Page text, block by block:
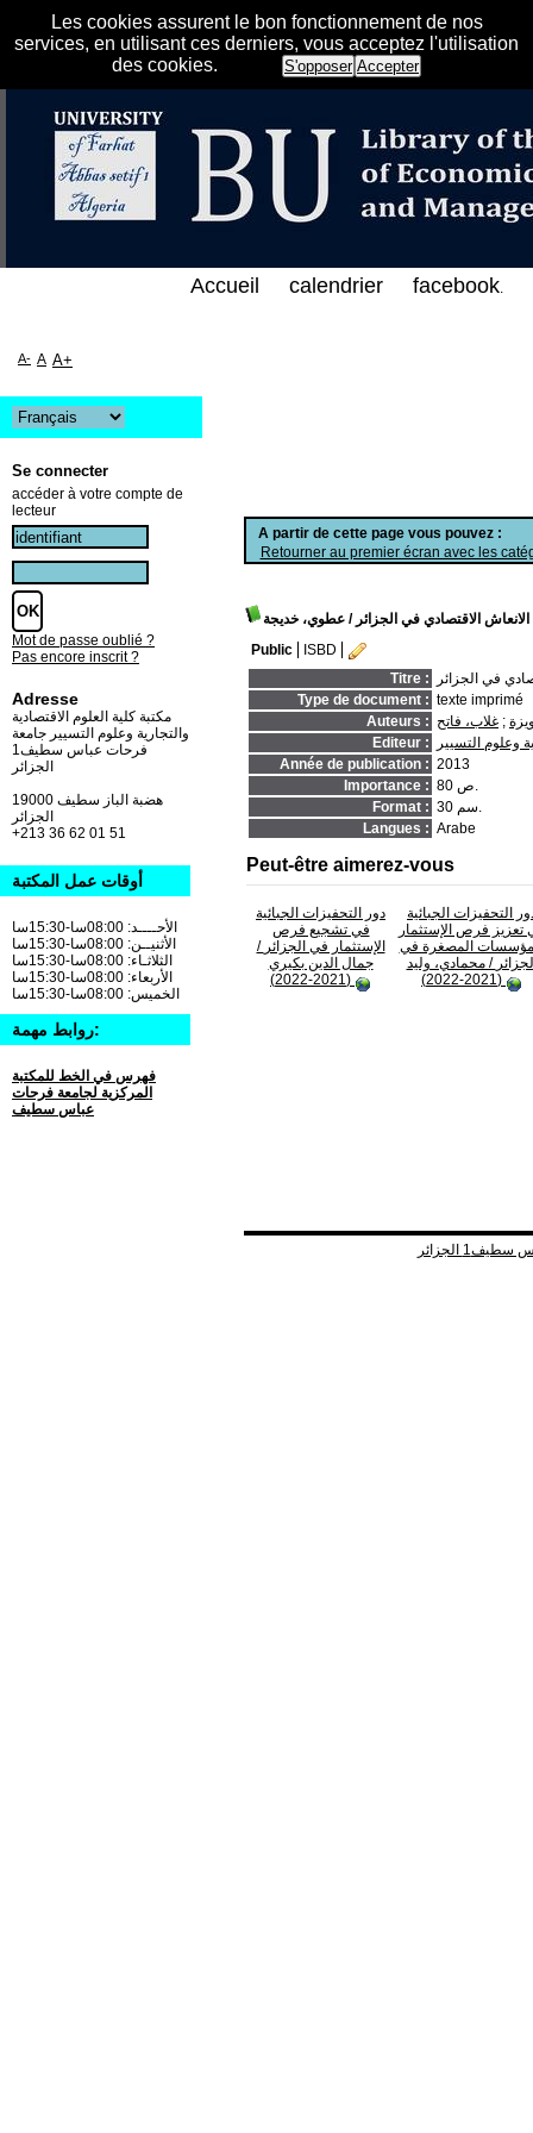
Les cookies assurent le bon fonctionnement de nos
services, en utilisant ces derniers, vous acceptez l'utilisation
des cookies.
S'opposer Accepter
الإلكتروني على الخط المباشر لمكتبة كلية العلوم
A partir de cette page vous pouvez :
Retourner au premier écran avec les
الاقتصادي في الجزائر / عطوي، خديجة
Public
ISBD
Titre :
في الجزائر
Type de document : texte imprimé
Auteurs :
; غلاب، فاتح
Editeur :
وعلوم التسيير
Année de publication : 2013
Importance :
80 ص.
Format :
30 سم.
Langues : Arabe
Peut-être aimerez-vous
دور التحفيزات الجبائية
في تشجيع فرص
الإستثمار في الجزائر /
جمال الدين بكيري
(2021-2022)
التحفيزات الجبائية
تعزيز فرص الإستثمار
المصغرة في
/ محمادي، وليد
(2021-2022)
Accueil calendrier facebook.
A- A A+
Se connecter
accéder à votre compte de
lecteur
Mot de passe oublié ?
Pas encore inscrit ?
Adresse
مكتبة كلية العلوم الاقتصادية
والتجارية وعلوم التسيير جامعة
فرحات عباس سطيف1
الجزائر
19000 هضبة الباز سطيف
+213 36 62 01 51
أوقات عمل المكتبة
الأحــــد: 08:00سا-15:30سا
الأثنيــن: 08:00سا-15:30سا
الثلاثـاء: 08:00سا-15:30سا
الأربعاء: 08:00سا-15:30سا
الخميس: 08:00سا-15:30سا
روابط مهمة:
فهرس في الخط للمكتبة
المركزية لجامعة فرحات
عباس سطيف